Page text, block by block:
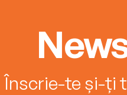
Înscrie-te și-ți